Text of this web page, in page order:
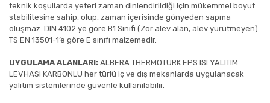
teknik koşullarda yeteri zaman dinlendirildiği için mükemmel boyut
stabilitesine sahip, olup, zaman içerisinde gönyeden sapma
oluşmaz. DIN 4102 ye göre B1 Sınıfı (Zor alev alan, alev yürütmeyen)
TS EN 13501-1’e göre E sınıfı malzemedir.
UYGULAMA ALANLARI: ALBERA THERMOTURK EPS ISI YALITIM
LEVHASI KARBONLU her türlü iç ve dış mekanlarda uygulanacak
yalıtım sistemlerinde güvenle kullanılabilir.